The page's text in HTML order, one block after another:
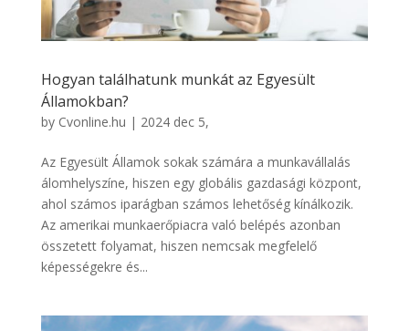
Hogyan találhatunk munkát az Egyesült
Államokban?
by Cvonline.hu | 2024 dec 5,
Az Egyesült Államok sokak számára a munkavállalás
álomhelyszíne, hiszen egy globális gazdasági központ,
ahol számos iparágban számos lehetőség kínálkozik.
Az amerikai munkaerőpiacra való belépés azonban
összetett folyamat, hiszen nemcsak megfelelő
képességekre és...